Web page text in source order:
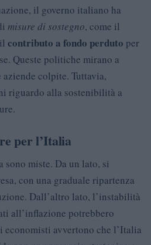
il governo italiano ha
misure di sostegno, come il
contributo a fondo perduto per
Queste politiche mirano a
colpite. Tuttavia,
riguardo alla sostenibilità a
per l’Italia
sono miste. Da un lato, si
con una graduale ripartenza
Dall’altro lato, l’instabilità
all’inflazione potrebbero
economisti avvertono che l’Italia